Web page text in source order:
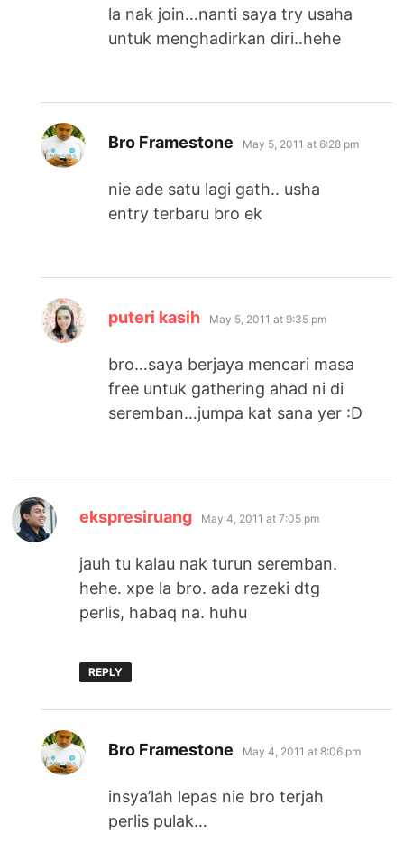
la nak join…nanti saya try usaha
untuk menghadirkan diri..hehe
Bro Framestone says:
May 5, 2011 at 6:28 pm
nie ade satu lagi gath.. usha
entry terbaru bro ek
puteri kasih says:
May 5, 2011 at 9:35 pm
bro…saya berjaya mencari masa
free untuk gathering ahad ni di
seremban…jumpa kat sana yer :D
ekspresiruang says:
May 4, 2011 at 7:05 pm
jauh tu kalau nak turun seremban.
hehe. xpe la bro. ada rezeki dtg
perlis, habaq na. huhu
REPLY
Bro Framestone says:
May 4, 2011 at 8:06 pm
insya’lah lepas nie bro terjah
perlis pulak…